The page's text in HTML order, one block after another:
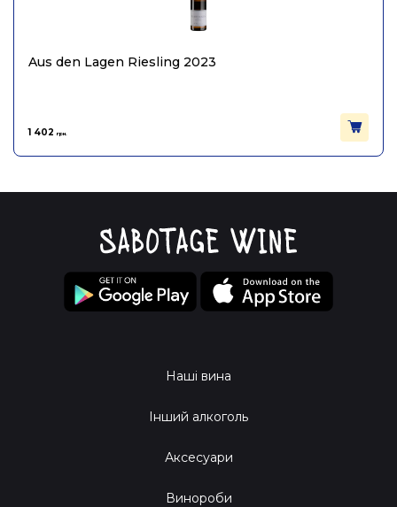
Aus den Lagen Riesling 2023
1 402 грн.
Наші вина
Інший алкоголь
Аксесуари
Винороби